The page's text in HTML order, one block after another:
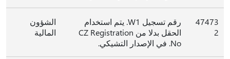
47473
2
رقم تسجيل W1. يتم استخدام
الحقل بدلا من CZ Registration
No. في الإصدار التشيكي.
الشؤون
المالية